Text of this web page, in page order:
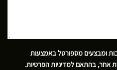
ומבצעים מספורטל באמצעות
אחר, בהתאם למדיניות הפרטיות.